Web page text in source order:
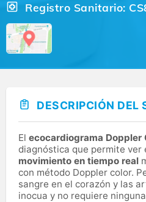
Registro Sanitario:
DESCRIPCIÓN DEL
El ecocardiograma Doppler
diagnóstica que permite ver
movimiento en tiempo real
con método Doppler color.
sangre en el corazón y las
inocua y no requiere